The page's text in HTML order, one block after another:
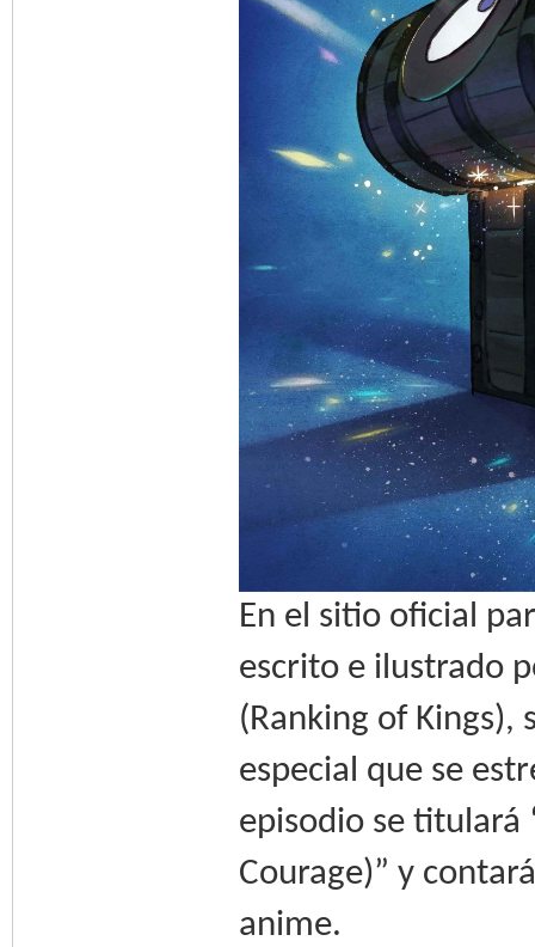
En el sitio oficial
escrito e ilustrado
(Ranking of Kings),
especial que se
episodio se titulará
Courage)” y
anime.